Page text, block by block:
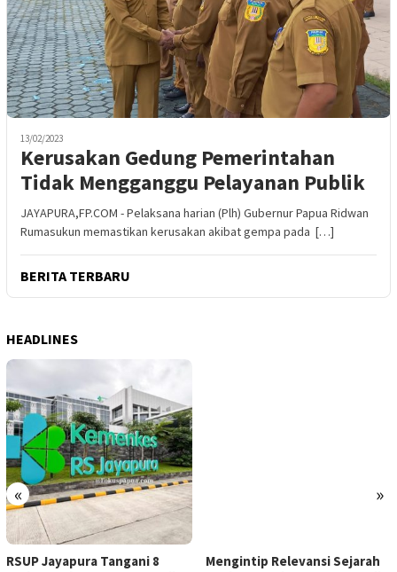
13/02/2023
Kerusakan Gedung Pemerintahan
Tidak Mengganggu Pelayanan Publik
JAYAPURA,FP.COM - Pelaksana harian (Plh) Gubernur Papua Ridwan
Rumasukun memastikan kerusakan akibat gempa pada […]
BERITA TERBARU
HEADLINES
« »
RSUP Jayapura Tangani 8
Mengintip Relevansi Sejarah